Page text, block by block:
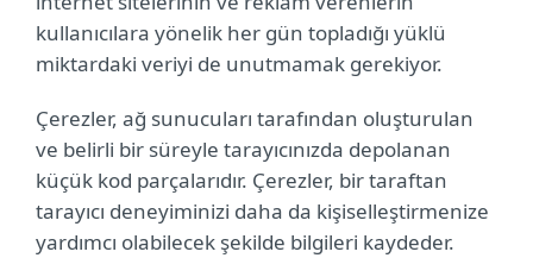
kullanıcılara yönelik her gün topladığı yüklü
miktardaki veriyi de unutmamak gerekiyor.
Çerezler, ağ sunucuları tarafından oluşturulan
ve belirli bir süreyle tarayıcınızda depolanan
küçük kod parçalarıdır. Çerezler, bir taraftan
tarayıcı deneyiminizi daha da kişiselleştirmenize
yardımcı olabilecek şekilde bilgileri kaydeder.